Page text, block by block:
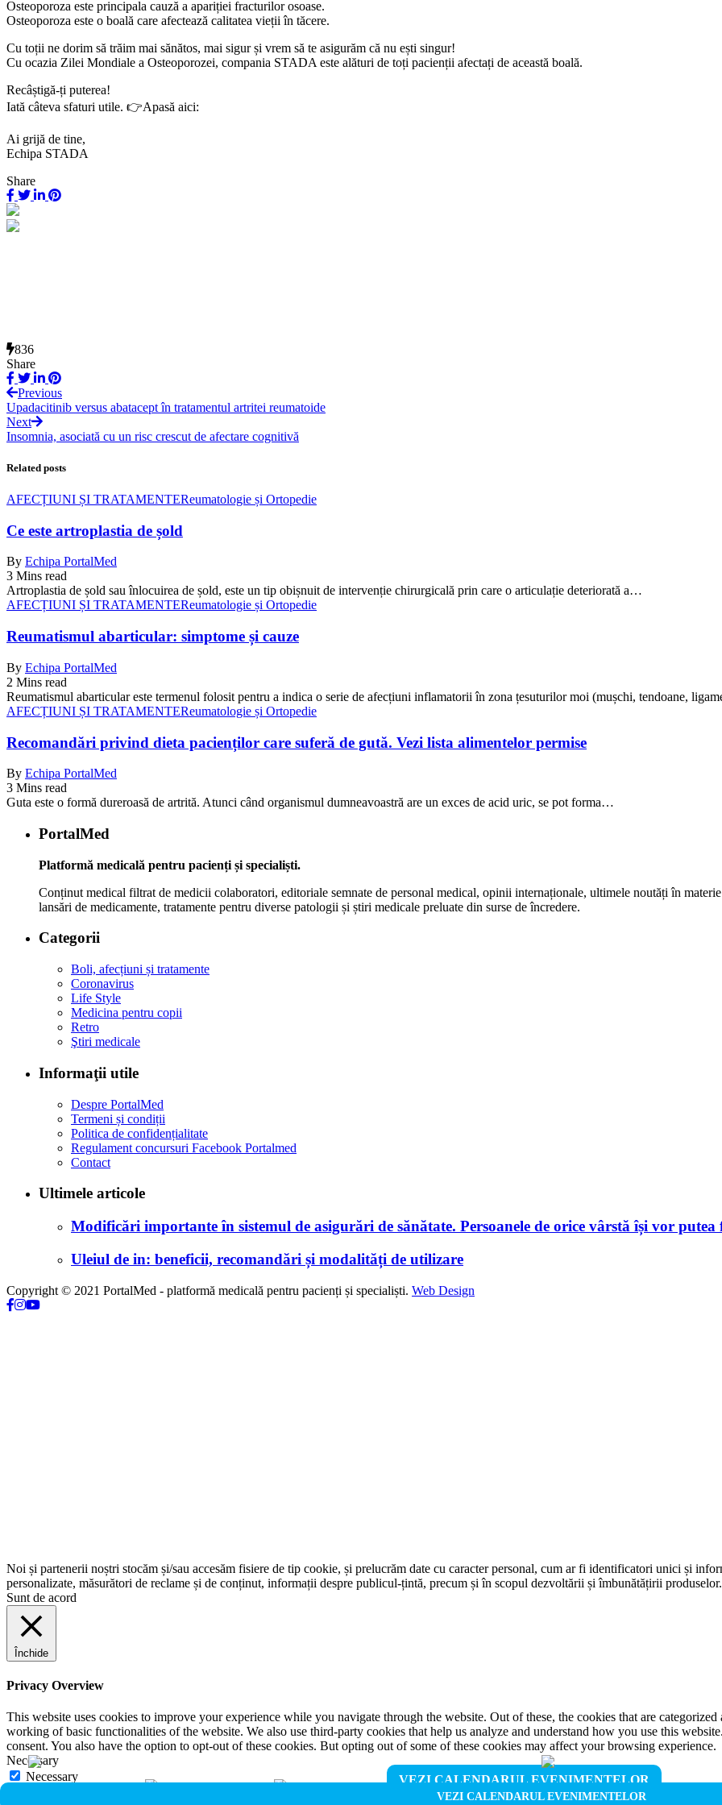
Osteoporoza este principala cauză a apariției fracturilor osoase.
Osteoporoza este o boală care afectează calitatea vieții în tăcere.
Cu toții ne dorim să trăim mai sănătos, mai sigur și vrem să te asigurăm că nu ești singur!
Cu ocazia Zilei Mondiale a Osteoporozei, compania STADA este alături de toți pacienții afectați de această boală.
Recâștigă-ți puterea!
Iată câteva sfaturi utile. 👉Apasă aici:
Ai grijă de tine,
Echipa STADA
Share
VEZI CALENDARUL EVENIMENTELOR
VEZI CALENDARUL EVENIMENTELOR
836
Share
Previous
Upadacitinib versus abatacept în tratamentul artritei reumatoide
Next
Insomnia, asociată cu un risc crescut de afectare cognitivă
Related posts
AFECȚIUNI ȘI TRATAMENTEReumatologie și Ortopedie
Ce este artroplastia de șold
By Echipa PortalMed
3 Mins read
Artroplastia de șold sau înlocuirea de șold, este un tip obișnuit de intervenție chirurgicală prin care o articulație deteriorată a…
AFECȚIUNI ȘI TRATAMENTEReumatologie și Ortopedie
Reumatismul abarticular: simptome și cauze
By Echipa PortalMed
2 Mins read
Reumatismul abarticular este termenul folosit pentru a indica o serie de afecțiuni inflamatorii în zona țesuturilor moi (mușchi, tendoane,
AFECȚIUNI ȘI TRATAMENTEReumatologie și Ortopedie
Recomandări privind dieta pacienților care suferă de gută. Vezi lista alimentelor permise
By Echipa PortalMed
3 Mins read
Guta este o formă dureroasă de artrită. Atunci când organismul dumneavoastră are un exces de acid uric, se pot forma…
PortalMed
Platformă medicală pentru pacienți și specialiști.
Conținut medical filtrat de medicii colaboratori, editoriale semnate de personal medical, opinii internaționale, ultimele noutăți în
lansări de medicamente, tratamente pentru diverse patologii și știri medicale preluate din surse de încredere.
Categorii
Boli, afecțiuni și tratamente
Coronavirus
Life Style
Medicina pentru copii
Retro
Ştiri medicale
Informaţii utile
Despre PortalMed
Termeni și condiții
Politica de confidențialitate
Regulament concursuri Facebook Portalmed
Contact
Ultimele articole
Modificări importante în sistemul de asigurări de sănătate. Persoanele de orice vârstă își vor
Uleiul de in: beneficii, recomandări și modalități de utilizare
Copyright © 2021 PortalMed - platformă medicală pentru pacienți și specialiști. Web Design
Noi și partenerii noștri stocăm și/sau accesăm fisiere de tip cookie, și prelucrăm date cu caracter personal, cum ar fi identificatori unici și
personalizate, măsurători de reclame și de conținut, informații despre publicul-țintă, precum și în scopul dezvoltării și îmbunătățirii produselor.
Sunt de acord
Închide
Privacy Overview
This website uses cookies to improve your experience while you navigate through the website. Out of these, the cookies that are categorized
working of basic functionalities of the website. We also use third-party cookies that help us analyze and understand how you use this
consent. You also have the option to opt-out of these cookies. But opting out of some of these cookies may affect your browsing experience.
Necessary
Necessary